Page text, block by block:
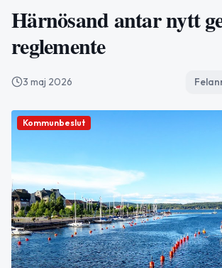
Härnösand antar nytt
reglemente
3 maj 2026
Kommunbeslut